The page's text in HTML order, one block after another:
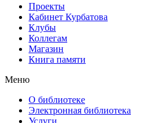
Проекты
Кабинет Курбатова
Клубы
Коллегам
Магазин
Книга памяти
Меню
О библиотеке
Электронная библиотека
Услуги